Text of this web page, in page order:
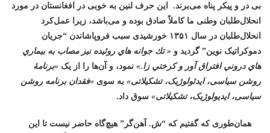
بی در و پیکر پناه می‌برند. این حرف لنین به خوبی در افغانستان در مورد
انحلال‌طلبان وطنی ما کاملاً صادق بوده و می‌باشد، زیرا عمل‌کرد
انحلال‌طلبان در سال ۱۳۵۱ خورشیدی سبب فروپاشاندن “جریان
دموکراتیک نوین” گردید و « تك جوانه هاي روئيده نيز مصاب به بيماري
هاي دروني افتراق آور و كرختي زا.» نمود، و آن‌ها را از یک «برنامۀ
روشن سیاسی، ایدئولوژیک، تشکیلاتی» به سوی «فقدان برنامه روشن
سیاسی، ایدیولوژیک، تشکیلاتی» سوق داد.
همان‌طوری که گفتیم که “ش. آهن‌گر” هیچ‌گاه حاضر نیست تا این